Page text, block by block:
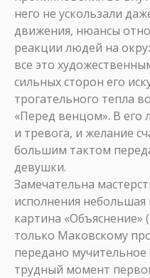
него не ускользали
движения, нюансы
реакции людей на
все это
сильных сторон его
трогательного тепла
«Перед венцом». В его
и тревога, и желание
большим тактом
девушки.
Замечательна
исполнения
картина «Объяснение»
только Маковскому
передано
трудный момент